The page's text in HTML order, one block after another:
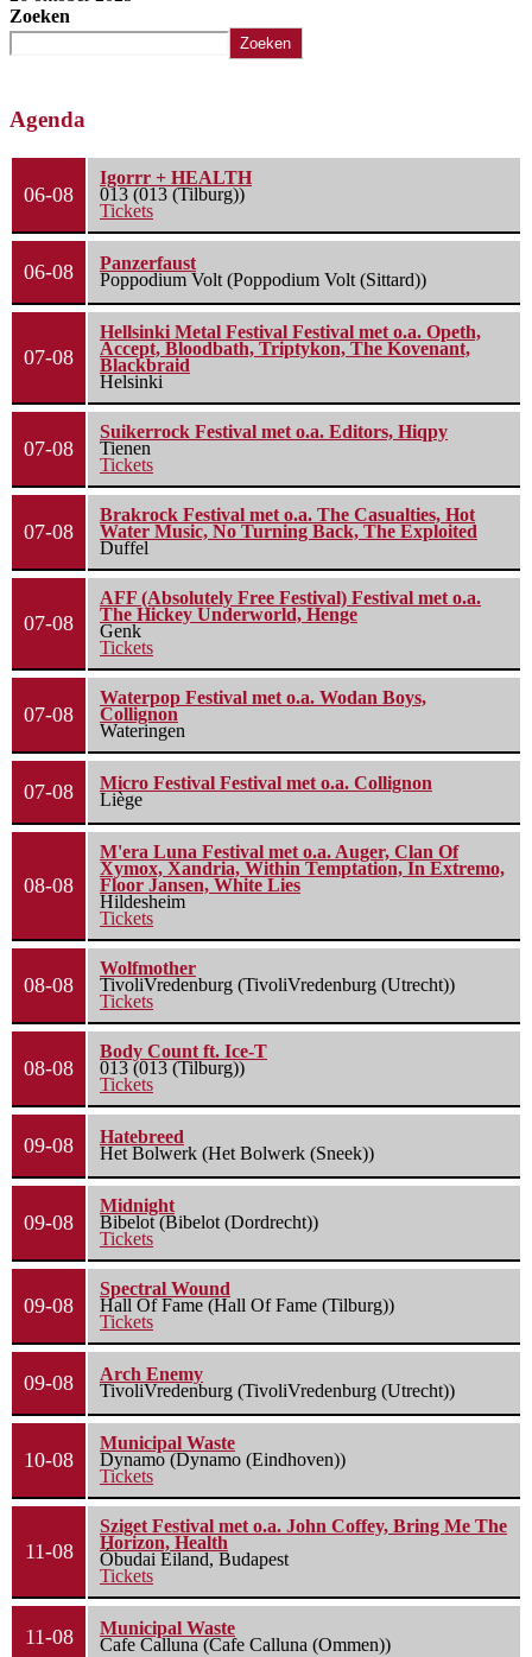
Zoeken
Zoeken
Agenda
06-08
Igorrr + HEALTH
013 (013 (Tilburg))
Tickets
06-08
Panzerfaust
Poppodium Volt (Poppodium Volt (Sittard))
07-08
Hellsinki Metal Festival Festival met o.a. Opeth,
Accept, Bloodbath, Triptykon, The Kovenant,
Blackbraid
Helsinki
07-08
Suikerrock Festival met o.a. Editors, Hiqpy
Tienen
Tickets
07-08
Brakrock Festival met o.a. The Casualties, Hot
Water Music, No Turning Back, The Exploited
Duffel
07-08
AFF (Absolutely Free Festival) Festival met o.a.
The Hickey Underworld, Henge
Genk
Tickets
07-08
Waterpop Festival met o.a. Wodan Boys,
Collignon
Wateringen
07-08
Micro Festival Festival met o.a. Collignon
Liège
08-08
M'era Luna Festival met o.a. Auger, Clan Of
Xymox, Xandria, Within Temptation, In Extremo,
Floor Jansen, White Lies
Hildesheim
Tickets
08-08
Wolfmother
TivoliVredenburg (TivoliVredenburg (Utrecht))
Tickets
08-08
Body Count ft. Ice-T
013 (013 (Tilburg))
Tickets
09-08
Hatebreed
Het Bolwerk (Het Bolwerk (Sneek))
09-08
Midnight
Bibelot (Bibelot (Dordrecht))
Tickets
09-08
Spectral Wound
Hall Of Fame (Hall Of Fame (Tilburg))
Tickets
09-08
Arch Enemy
TivoliVredenburg (TivoliVredenburg (Utrecht))
10-08
Municipal Waste
Dynamo (Dynamo (Eindhoven))
Tickets
11-08
Sziget Festival met o.a. John Coffey, Bring Me The
Horizon, Health
Óbudai Eiland, Budapest
Tickets
11-08
Municipal Waste
Cafe Calluna (Cafe Calluna (Ommen))